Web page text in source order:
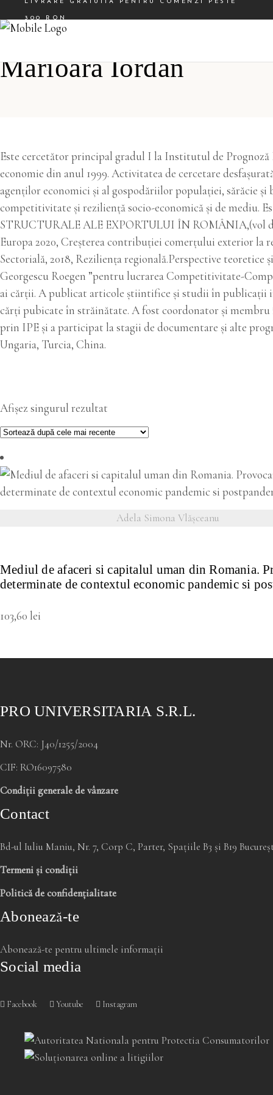
LIVRARE GRATUITA PENTRU COMENZI PESTE
300 RON
Marioara Iordan
Este cercetător principal gradul I la Institutul de Prognoză
economie din anul 1999. Activitatea de cercetare
agenților economici și al gospodăriilor populației, sărăcie
competitivitate și reziliență socio-economică și de mediu.
STRUCTURALE ALE EXPORTULUI ÎN ROMÂNIA,(vol
Europa 2020, Creşterea contribuţiei comerţului exterior la
Sectorială, 2018, Reziliența regională.Perspective
Georgescu Roegen ”pentru lucrarea Competitivitate-
ai cărții. A publicat articole știintifice și studii în publicații
cărți pubicate în străinătate. A fost coordonator și
prin IPE și a participat la stagii de documentare și alte
Ungaria, Turcia, China.
Afișez singurul rezultat
Adela Simona Vlăşceanu
Mediul de afaceri si capitalul uman din Romania.
determinate de contextul economic pandemic si
103,60 lei
PRO UNIVERSITARIA S.R.L.
Nr. ORC: J40/1255/2004
CIF: RO16097580
Condiții generale de vânzare
Contact
Bd-ul Iuliu Maniu, Nr. 7, Corp C, Parter, Spațiile B3 și B19
Termeni și condiții
Politică de confidențialitate
Abonează-te
Abonează-te pentru ultimele informații
Social media
Facebook Youtube Instagram